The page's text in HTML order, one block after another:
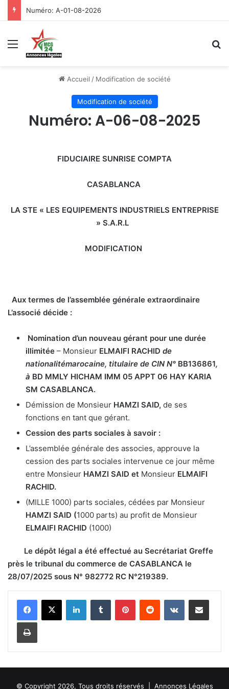
Numéro: A-01-08-2026
Menu
Accueil / Modification de société
Modification de société
Numéro: A-06-08-2025
FIDUCIAIRE SUNRISE COMPTA
CASABLANCA
LA STE « LES EQUIPEMENTS INDUSTRIELS ENTREPRISE
» S.A.R.L
MODIFICATION
Aux termes de l’assemblée générale extraordinaire
L’associé décide :
Nomination d’un nouveau gérant pour une durée
illimitée – Monsieur ELMAIFI RACHID de
nationalitémarocaine, titulaire de CIN N° BB136861,
à BD MMLY HICHAM IMM 05 APPT 06 HAY KARIA
SM CASABLANCA.
Démission de Monsieur HAMZI SAID, de ses
fonctions en tant que gérant.
Cession des parts sociales à savoir :
L’assemblée générale des associes, approuve la
cession des parts sociales intervenue ce jour même
entre Monsieur HAMZI SAID et Monsieur ELMAIFI
RACHID.
(MILLE 1000) parts sociales, cédées par Monsieur
HAMZI SAID (1000 parts) au profit de Monsieur
ELMAIFI RACHID (1000)
Le dépôt légal a été effectué au Secrétariat Greffe
près le tribunal du commerce de CASABLANCA le
28/07/2025 sous N° 982772 RC N°219389.
© Copyright 2026, Tous droits réservés | Annonces Légales